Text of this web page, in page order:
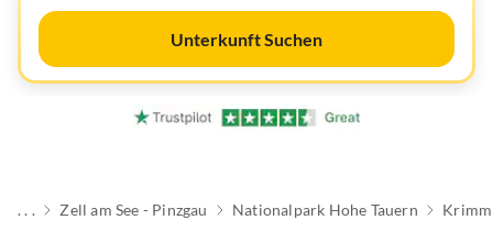
Unterkunft Suchen
. . . Zell am See - Pinzgau Nationalpark Hohe Tauern